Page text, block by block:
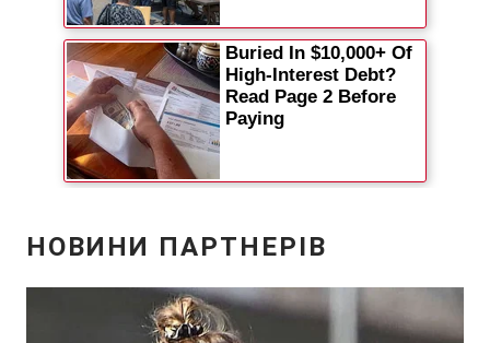
Відео з Youtube Статті
Інтерв'ю Думки
Архів
ПОСЛУГИ